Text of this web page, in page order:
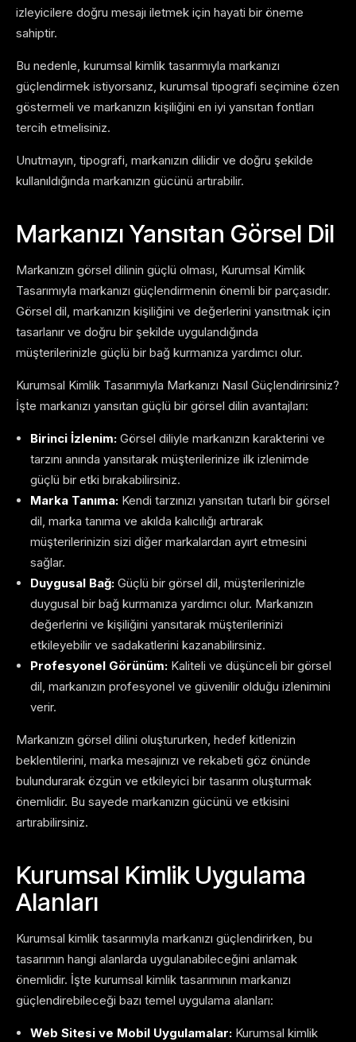
izleyicilere doğru mesajı iletmek için hayati bir öneme
sahiptir.
Bu nedenle, kurumsal kimlik tasarımıyla markanızı
güçlendirmek istiyorsanız, kurumsal tipografi seçimine özen
göstermeli ve markanızın kişiliğini en iyi yansıtan fontları
tercih etmelisiniz.
Unutmayın, tipografi, markanızın dilidir ve doğru şekilde
kullanıldığında markanızın gücünü artırabilir.
Markanızı Yansıtan Görsel Dil
Markanızın görsel dilinin güçlü olması, Kurumsal Kimlik
Tasarımıyla markanızı güçlendirmenin önemli bir parçasıdır.
Görsel dil, markanızın kişiliğini ve değerlerini yansıtmak için
tasarlanır ve doğru bir şekilde uygulandığında
müşterilerinizle güçlü bir bağ kurmanıza yardımcı olur.
Kurumsal Kimlik Tasarımıyla Markanızı Nasıl Güçlendirirsiniz?
İşte markanızı yansıtan güçlü bir görsel dilin avantajları:
Birinci İzlenim: Görsel diliyle markanızın karakterini ve
tarzını anında yansıtarak müşterilerinize ilk izlenimde
güçlü bir etki bırakabilirsiniz.
Marka Tanıma: Kendi tarzınızı yansıtan tutarlı bir görsel
dil, marka tanıma ve akılda kalıcılığı artırarak
müşterilerinizin sizi diğer markalardan ayırt etmesini
sağlar.
Duygusal Bağ: Güçlü bir görsel dil, müşterilerinizle
duygusal bir bağ kurmanıza yardımcı olur. Markanızın
değerlerini ve kişiliğini yansıtarak müşterilerinizi
etkileyebilir ve sadakatlerini kazanabilirsiniz.
Profesyonel Görünüm: Kaliteli ve düşünceli bir görsel
dil, markanızın profesyonel ve güvenilir olduğu izlenimini
verir.
Markanızın görsel dilini oluştururken, hedef kitlenizin
beklentilerini, marka mesajınızı ve rekabeti göz önünde
bulundurarak özgün ve etkileyici bir tasarım oluşturmak
önemlidir. Bu sayede markanızın gücünü ve etkisini
artırabilirsiniz.
Kurumsal Kimlik Uygulama
Alanları
Kurumsal kimlik tasarımıyla markanızı güçlendirirken, bu
tasarımın hangi alanlarda uygulanabileceğini anlamak
önemlidir. İşte kurumsal kimlik tasarımının markanızı
güçlendirebileceği bazı temel uygulama alanları:
Web Sitesi ve Mobil Uygulamalar: Kurumsal kimlik